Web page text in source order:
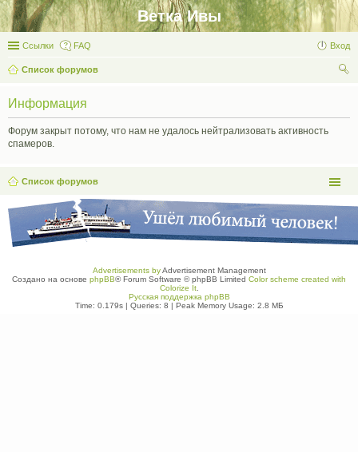
Ветка Ивы
Ссылки FAQ Вход
Список форумов
Информация
Форум закрыт потому, что нам не удалось нейтрализовать активность
спамеров.
Список форумов
Advertisements byAdvertisement Management
Создано на основе phpBB® Forum Software © phpBB Limited Color scheme created with
Colorize It.
Русская поддержка phpBB
Time: 0.179s| Queries: 8 | Peak Memory Usage: 2.8 МБ